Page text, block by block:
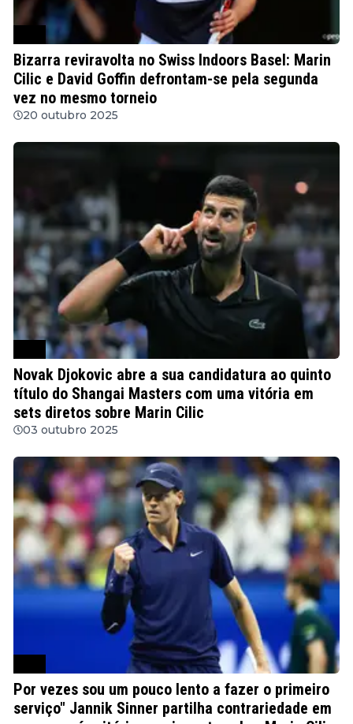
Bizarra reviravolta no Swiss Indoors Basel: Marin
Cilic e David Goffin defrontam-se pela segunda
vez no mesmo torneio
20 outubro 2025
Novak Djokovic abre a sua candidatura ao quinto
título do Shangai Masters com uma vitória em
sets diretos sobre Marin Cilic
03 outubro 2025
Por vezes sou um pouco lento a fazer o primeiro
serviço" Jannik Sinner partilha contrariedade em